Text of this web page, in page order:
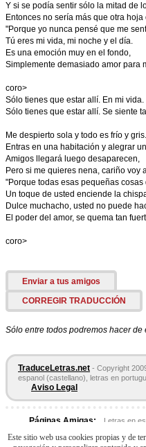
Y si se podía sentir sólo la mitad de
Entonces no sería más que otra hoja
"Porque yo nunca pensé que me
Tú eres mi vida, mi noche y el día.
Es una emoción muy en el fondo,
Simplemente demasiado amor para
coro>
Sólo tienes que estar allí. En mi vida.
Sólo tienes que estar allí. Se siente
Me despierto sola y todo es frío y gris.
Entras en una habitación y alegrar
Amigos llegará luego desaparecen,
Pero si me quieres nena, cariño voy
"Porque todas esas pequeñas
Un toque de usted enciende la
Dulce muchacho, usted no puede
El poder del amor, se quema tan
coro>
Enviar a tus amigos
CORREGIR TRADUCCIÓN
Sólo entre todos podremos hacer de
TraduceLetras.net - Copyright
espanol (castellano), letras en
Aviso Legal
Páginas Amigas: Letras en
Este sitio web usa cookies propias y de